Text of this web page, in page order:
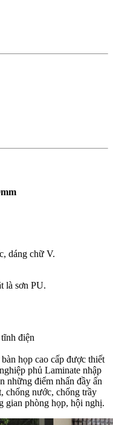
dáng chữ V.
là sơn PU.
điện
họp cao cấp được thiết
phủ Laminate nhập
những điểm nhấn đầy ấn
chống nước, chống trầy
gian phòng họp, hội nghị.